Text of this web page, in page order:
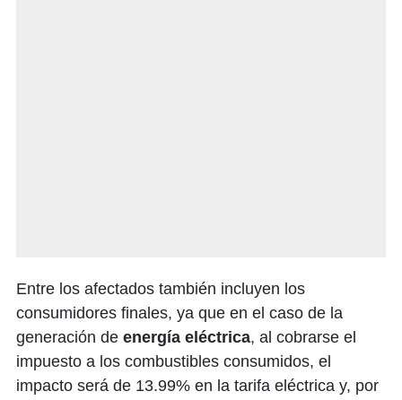
Entre los afectados también incluyen los
consumidores finales, ya que en el caso de la
generación de energía eléctrica, al cobrarse el
impuesto a los combustibles consumidos, el
impacto será de 13.99% en la tarifa eléctrica y, por